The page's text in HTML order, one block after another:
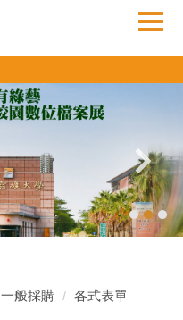
一般採購 各式表單